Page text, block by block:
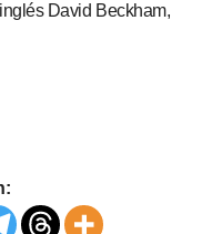
David Beckham,